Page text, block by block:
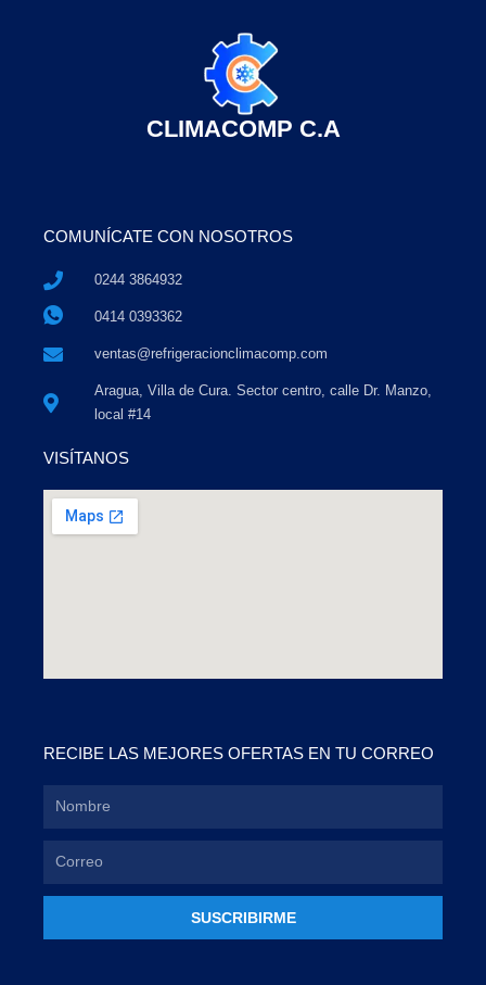
CLIMACOMP C.A
COMUNÍCATE CON NOSOTROS
0244 3864932
0414 0393362
ventas@refrigeracionclimacomp.com
Aragua, Villa de Cura. Sector centro, calle Dr. Manzo,
local #14
VISÍTANOS
RECIBE LAS MEJORES OFERTAS EN TU CORREO
SUSCRIBIRME